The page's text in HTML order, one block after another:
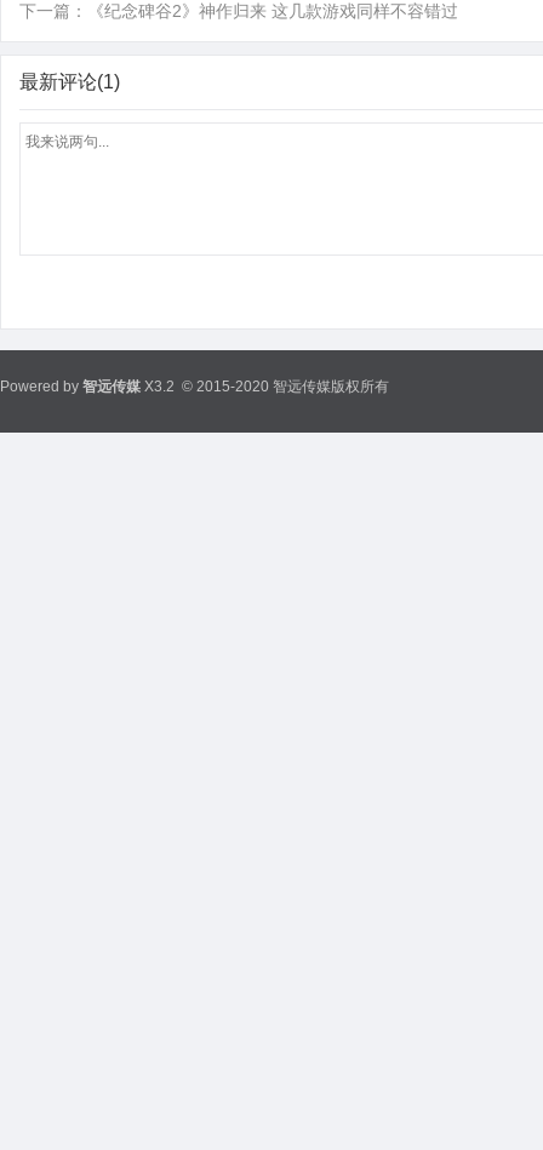
下一篇： 《纪念碑谷2》神作归来 这几款游戏同样不容错过
最新评论(1)
Powered by 智远传媒 X3.2 © 2015-2020 智远传媒版权所有